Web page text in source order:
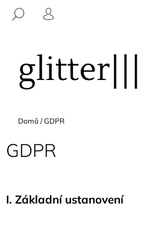
HLEDAT
PŘIHLÁŠENÍ
Domů / GDPR
GDPR
I. Základní ustanovení
C
O
O
T
Ř
E
U
J